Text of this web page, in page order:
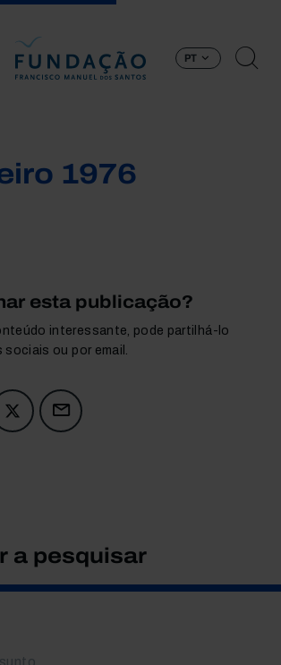
PT
1976
esta publicação?
interessante, pode partilhá-lo
sociais ou por email.
a pesquisar